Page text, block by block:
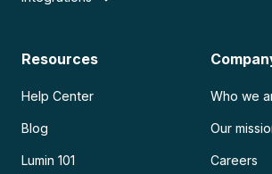
Resources
Help Center
Blog
Lumin 101
Who we
Our
Careers